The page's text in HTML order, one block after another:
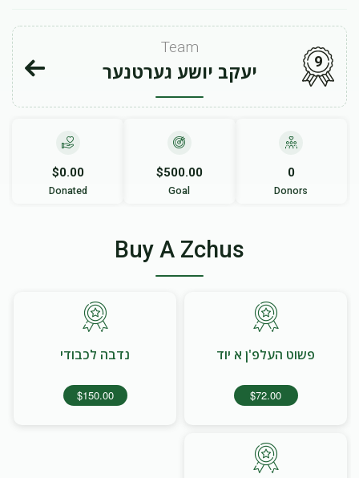
Team
יעקב יושע גערטנער 9
$0.00
Donated
$500.00
Goal
0
Donors
Buy A Zchus
פשוט העלפ'ן א יוד
$72.00
נדבה לכבודי
$150.00